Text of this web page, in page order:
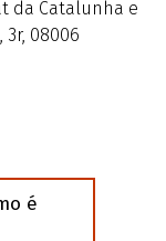
da Catalunha e
08006
é